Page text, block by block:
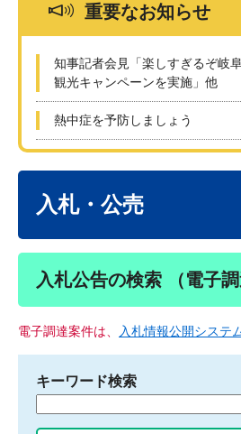
重要なお知らせ
知事記者会見「楽しすぎるぞ岐
観光キャンペーンを実施」他
熱中症を予防しましょう
入札・公売
入札公告の検索 （電子調
電子調達案件は、 入札情報公開システ
キーワード検索